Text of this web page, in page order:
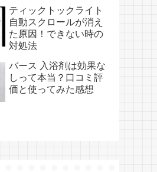
ティックトックライト
自動スクロールが消え
た原因！できない時の
対処法
バース 入浴剤は効果な
しって本当？口コミ評
価と使ってみた感想